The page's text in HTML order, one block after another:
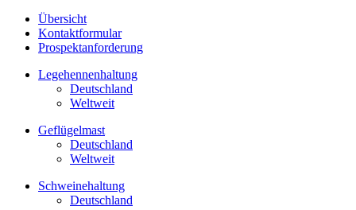
Übersicht
Kontaktformular
Prospektanforderung
Legehennenhaltung
Deutschland
Weltweit
Geflügelmast
Deutschland
Weltweit
Schweinehaltung
Deutschland